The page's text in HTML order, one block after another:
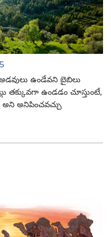
ఉండేవని బైబిలు
తక్కువగా ఉండడం చూస్తుంటే,
అనిపించవచ్చు